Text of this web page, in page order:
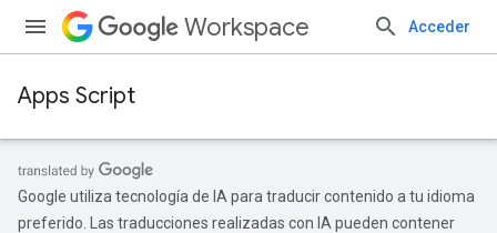
Workspace Acceder
Apps Script
Google utiliza tecnología de IA para traducir contenido a tu idioma
preferido. Las traducciones realizadas con IA pueden contener